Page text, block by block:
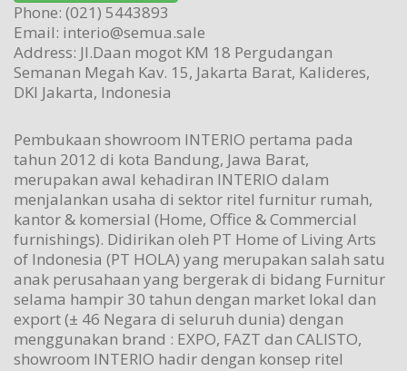
Phone: (021) 5443893
Email: interio@semua.sale
Address: Jl.Daan mogot KM 18 Pergudangan
Semanan Megah Kav. 15, Jakarta Barat, Kalideres,
DKI Jakarta, Indonesia
Pembukaan showroom INTERIO pertama pada
tahun 2012 di kota Bandung, Jawa Barat,
merupakan awal kehadiran INTERIO dalam
menjalankan usaha di sektor ritel furnitur rumah,
kantor & komersial (Home, Office & Commercial
furnishings). Didirikan oleh PT Home of Living Arts
of Indonesia (PT HOLA) yang merupakan salah satu
anak perusahaan yang bergerak di bidang Furnitur
selama hampir 30 tahun dengan market lokal dan
export (± 46 Negara di seluruh dunia) dengan
menggunakan brand : EXPO, FAZT dan CALISTO,
showroom INTERIO hadir dengan konsep ritel